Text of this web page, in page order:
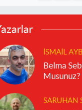
İSMAIL
Belma
Musunuz?
SARUHAN